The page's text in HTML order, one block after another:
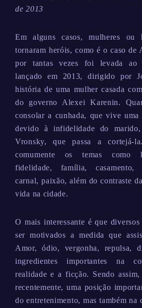
de 2013
Em alguns casos, mulheres ou
tornaram heróis, como é o caso de
por tantas vezes foi levada ao
lançado em 2013, dirigido por
história de uma mulher casada
do governo Alexei Karenin.
consolar a cunhada, que vive uma
devido à infidelidade do
Vronsky, que passa a cortejá-
comumente os temas como
fidelidade, família, casamento,
carnal, paixão, além do contraste
vida na cidade.
O mais interessante é que diversos
ser motivados a medida que
Amor, ódio, vergonha, repulsa,
ingredientes importantes na
realidade e a ficção. Sendo
recentemente, uma posição
do entretenimento, mas também na